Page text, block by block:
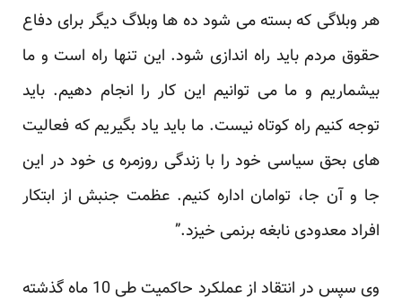
هر وبلاگی که بسته می شود ده ها وبلاگ دیگر برای دفاع
حقوق مردم باید راه اندازی شود. این تنها راه است و ما
بیشماریم و ما می توانیم این کار را انجام دهیم. باید
توجه کنیم راه کوتاه نیست. ما باید یاد بگیریم که فعالیت
های بحق سیاسی خود را با زندگی روزمره ی خود در این
جا و آن جا، توامان اداره کنیم. عظمت جنبش از ابتکار
افراد معدودی نابغه برنمی خیزد.”
وی سپس در انتقاد از عملکرد حاکمیت طی 10 ماه گذشته